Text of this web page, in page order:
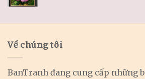
Về chúng tôi
BanTranh đang cung cấp những